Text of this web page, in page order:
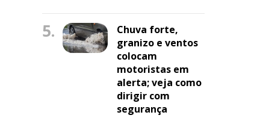
5.
Chuva forte,
granizo e ventos
colocam
motoristas em
alerta; veja como
dirigir com
segurança